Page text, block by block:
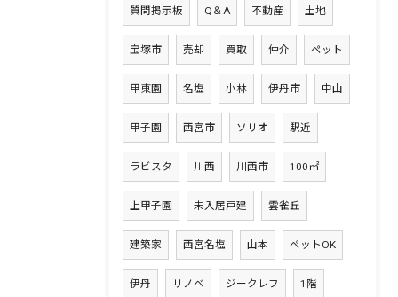
質問掲示板 Q＆A 不動産 土地
宝塚市 売却 買取 仲介 ペット
甲東園 名塩 小林 伊丹市 中山
甲子園 西宮市 ソリオ 駅近
ラビスタ 川西 川西市 100㎡
上甲子園 未入居戸建 雲雀丘
建築家 西宮名塩 山本 ペットOK
伊丹 リノベ ジークレフ 1階